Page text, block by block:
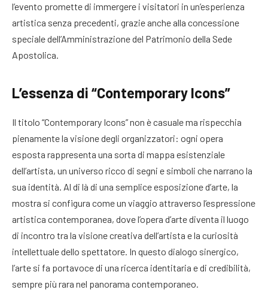
l’evento promette di immergere i visitatori in un’esperienza
artistica senza precedenti, grazie anche alla concessione
speciale dell’Amministrazione del Patrimonio della Sede
Apostolica.
L’essenza di “Contemporary Icons”
Il titolo “Contemporary Icons” non è casuale ma rispecchia
pienamente la visione degli organizzatori: ogni opera
esposta rappresenta una sorta di mappa esistenziale
dell’artista, un universo ricco di segni e simboli che narrano la
sua identità. Al di là di una semplice esposizione d’arte, la
mostra si configura come un viaggio attraverso l’espressione
artistica contemporanea, dove l’opera d’arte diventa il luogo
di incontro tra la visione creativa dell’artista e la curiosità
intellettuale dello spettatore. In questo dialogo sinergico,
l’arte si fa portavoce di una ricerca identitaria e di credibilità,
sempre più rara nel panorama contemporaneo.